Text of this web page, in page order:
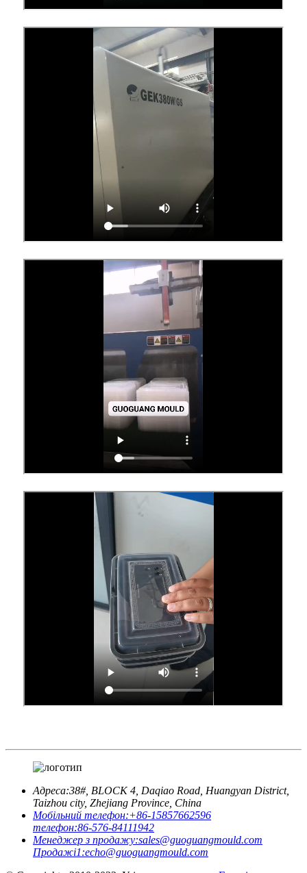
Адреса:38#, BLOCK 4, Daqiao Road, Huangyan District,
Taizhou city, Zhejiang Province, China
Мобільний телефон:+86-15857662596
телефон:86-576-84111942
Менеджер з продажу:sales@guoguangmould.com
Продажі1:echo@guoguangmould.com